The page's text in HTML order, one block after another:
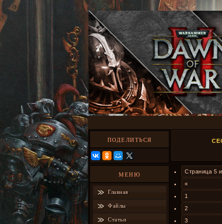
ПОДЕЛИТЬСЯ
МЕНЮ
Главная
Файлы
Статьи
Страница 5
«
1
2
3